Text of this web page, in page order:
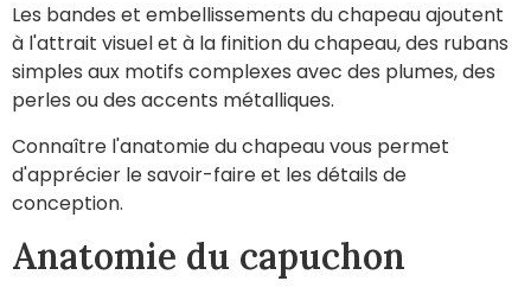
Les bandes et embellissements du chapeau ajoutent
à l'attrait visuel et à la finition du chapeau, des rubans
simples aux motifs complexes avec des plumes, des
perles ou des accents métalliques.
Connaître l'anatomie du chapeau vous permet
d'apprécier le savoir-faire et les détails de
conception.
Anatomie du capuchon